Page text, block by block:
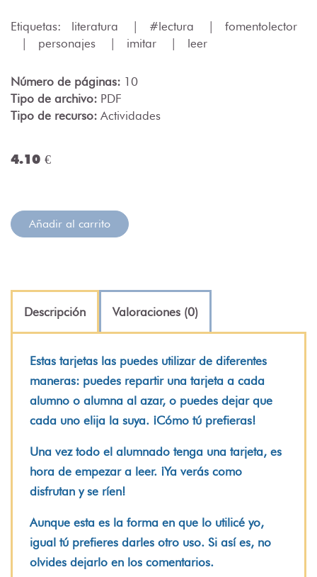
Etiquetas: literatura | #lectura |
fomentolector
|
personajes | imitar | leer
Número de páginas: 10
Tipo de archivo: PDF
Tipo de recurso: Actividades
4.10 €
Añadir al carrito
Descripción Valoraciones (0)
Estas tarjetas las puedes utilizar de diferentes
maneras: puedes repartir una tarjeta a cada
alumno o alumna al azar, o puedes dejar que
cada uno elija la suya. ¡Cómo tú prefieras!
Una vez todo el alumnado tenga una tarjeta, es
hora de empezar a leer. ¡Ya verás como
disfrutan y se ríen!
Aunque esta es la forma en que lo utilicé yo,
igual tú prefieres darles otro uso. Si así es, no
olvides dejarlo en los comentarios.